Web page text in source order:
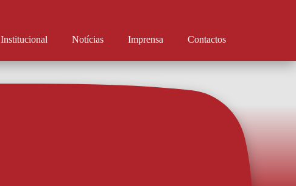
Institucional Notícias Imprensa Contactos